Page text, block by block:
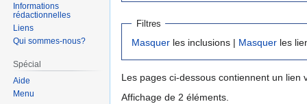
Filtres
Masquer les inclusions | Masquer les
Les pages ci-dessous contiennent un lien
Affichage de 2 éléments.
Informations
rédactionnelles
Liens
Qui sommes-nous?
Spécial
Aide
Menu